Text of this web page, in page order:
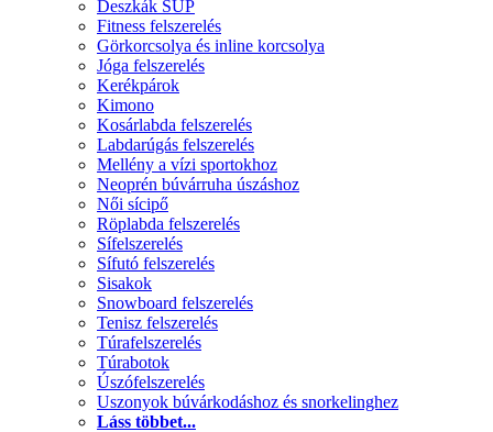
Deszkák SUP
Fitness felszerelés
Görkorcsolya és inline korcsolya
Jóga felszerelés
Kerékpárok
Kimono
Kosárlabda felszerelés
Labdarúgás felszerelés
Mellény a vízi sportokhoz
Neoprén búvárruha úszáshoz
Női sícipő
Röplabda felszerelés
Sífelszerelés
Sífutó felszerelés
Sisakok
Snowboard felszerelés
Tenisz felszerelés
Túrafelszerelés
Túrabotok
Úszófelszerelés
Uszonyok búvárkodáshoz és snorkelinghez
Láss többet...